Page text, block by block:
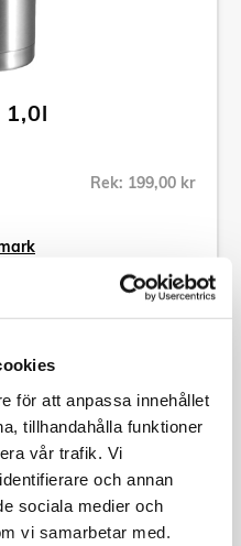
för att anpassa innehållet
tillhandahålla funktioner
vår trafik. Vi
och annan
sociala medier och
vi samarbetar med.
Rek: 199,00 kr